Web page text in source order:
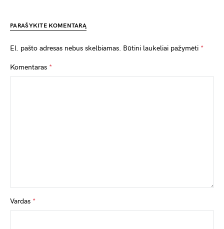
PARAŠYKITE KOMENTARĄ
El. pašto adresas nebus skelbiamas. Būtini laukeliai pažymėti *
Komentaras *
Vardas *